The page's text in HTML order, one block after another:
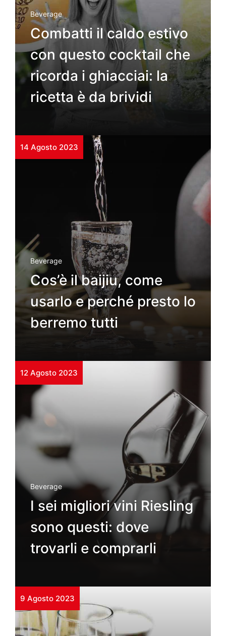
Beverage
Combatti il caldo estivo
con questo cocktail che
ricorda i ghiacciai: la
ricetta è da brividi
14 Agosto 2023
Beverage
Cos’è il baijiu, come
usarlo e perché presto lo
berremo tutti
12 Agosto 2023
Beverage
I sei migliori vini Riesling
sono questi: dove
trovarli e comprarli
9 Agosto 2023